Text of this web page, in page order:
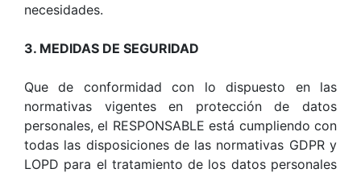
necesidades.
3. MEDIDAS DE SEGURIDAD
Que de conformidad con lo dispuesto en las
normativas vigentes en protección de datos
personales, el RESPONSABLE está cumpliendo con
todas las disposiciones de las normativas GDPR y
LOPD para el tratamiento de los datos personales